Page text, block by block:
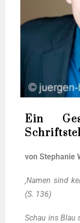
Ein
von Ste­pha­nie
‚Namen sind
(S. 136)
Schau ins Blau